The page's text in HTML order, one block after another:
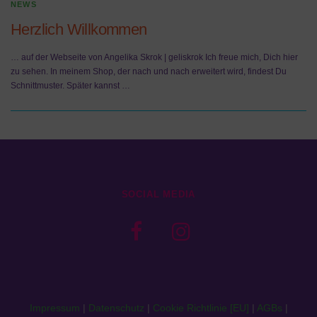
NEWS
Herzlich Willkommen
… auf der Webseite von Angelika Skrok | geliskrok Ich freue mich, Dich hier
zu sehen. In meinem Shop, der nach und nach erweitert wird, findest Du
Schnittmuster. Später kannst …
SOCIAL MEDIA
Impressum | Datenschutz | Cookie Richtlinie [EU] | AGBs |